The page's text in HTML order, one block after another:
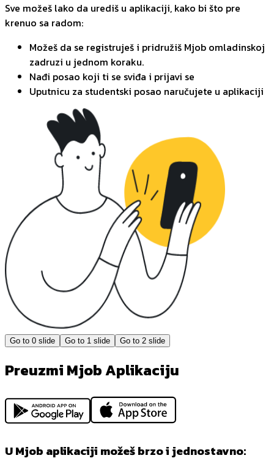
Sve možeš lako da urediš u aplikaciji, kako bi što pre
krenuo sa radom:
Možeš da se registruješ i pridružiš Mjob omladinskoj
zadruzi u jednom koraku.
Nađi posao koji ti se sviđa i prijavi se
Uputnicu za studentski posao naručujete u aplikaciji
Go to 0 slide Go to 1 slide Go to 2 slide
Preuzmi Mjob Aplikaciju
U Mjob aplikaciji možeš brzo i jednostavno: